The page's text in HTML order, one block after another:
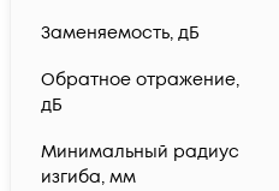
Заменяемость, дБ
Обратное отражение,
дБ
Минимальный радиус
изгиба, мм